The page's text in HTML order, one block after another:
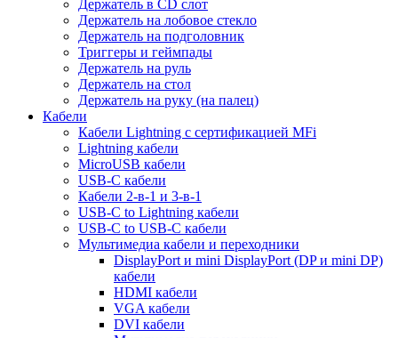
Держатель в CD слот
Держатель на лобовое стекло
Держатель на подголовник
Триггеры и геймпады
Держатель на руль
Держатель на стол
Держатель на руку (на палец)
Кабели
Кабели Lightning с сертификацией MFi
Lightning кабели
MicroUSB кабели
USB-C кабели
Кабели 2-в-1 и 3-в-1
USB-C to Lightning кабели
USB-C to USB-C кабели
Мультимедиа кабели и переходники
DisplayPort и mini DisplayPort (DP и mini DP)
кабели
HDMI кабели
VGA кабели
DVI кабели